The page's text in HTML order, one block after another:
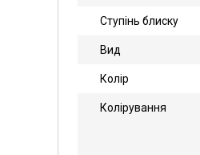
Ступінь блиску
Вид
Колір
Колірування